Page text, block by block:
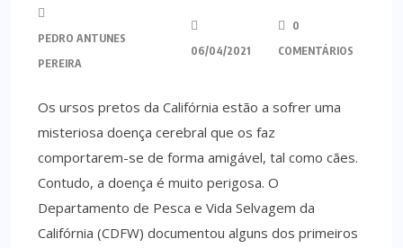
PEDRO ANTUNES
PEREIRA
06/04/2021
0
COMENTÁRIOS
Os ursos pretos da Califórnia estão a sofrer uma
misteriosa doença cerebral que os faz
comportarem-se de forma amigável, tal como cães.
Contudo, a doença é muito perigosa. O
Departamento de Pesca e Vida Selvagem da
Califórnia (CDFW) documentou alguns dos primeiros